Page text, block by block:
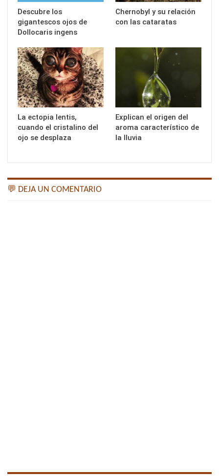
Descubre los
gigantescos ojos de
Dollocaris ingens
Chernobyl y su relación
con las cataratas
La ectopia lentis,
cuando el cristalino del
ojo se desplaza
Explican el origen del
aroma característico de
la lluvia
💬 DEJA UN COMENTARIO